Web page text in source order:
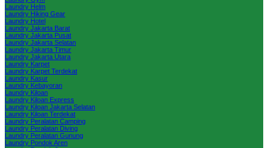
Laundry Helm
Laundry Hiking Gear
Laundry Hotel
Laundry Jakarta Barat
Laundry Jakarta Pusat
Laundry Jakarta Selatan
Laundry Jakarta Timur
Laundry Jakarta Utara
Laundry Karpet
Laundry Karpet Terdekat
Laundry Kasur
Laundry Kebayoran
Laundry Kiloan
Laundry Kiloan Express
Laundry Kiloan Jakarta Selatan
Laundry Kiloan Terdekat
Laundry Peralatan Camping
Laundry Peralatan Diving
Laundry Peralatan Gunung
Laundry Pondok Aren